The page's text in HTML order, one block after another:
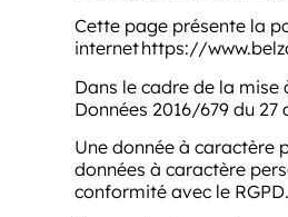
Cette page présente la
internet https://
Dans le cadre de la
Données 2016/679 du
Une donnée à caractère
données à caractère
conformité avec le RGPD.